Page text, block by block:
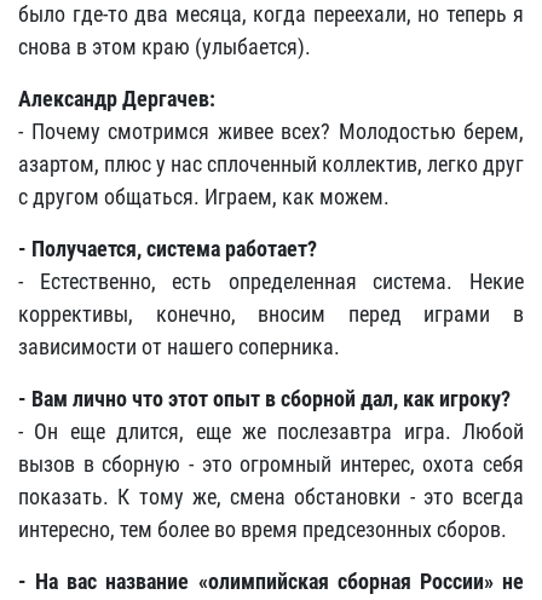
было где-то два месяца, когда переехали, но теперь я
снова в этом краю (улыбается).
Александр Дергачев:
- Почему смотримся живее всех? Молодостью берем,
азартом, плюс у нас сплоченный коллектив, легко друг
с другом общаться. Играем, как можем.
- Получается, система работает?
- Естественно, есть определенная система. Некие
коррективы, конечно, вносим перед играми в
зависимости от нашего соперника.
- Вам лично что этот опыт в сборной дал, как игроку?
- Он еще длится, еще же послезавтра игра. Любой
вызов в сборную - это огромный интерес, охота себя
показать. К тому же, смена обстановки - это всегда
интересно, тем более во время предсезонных сборов.
- На вас название «олимпийская сборная России» не